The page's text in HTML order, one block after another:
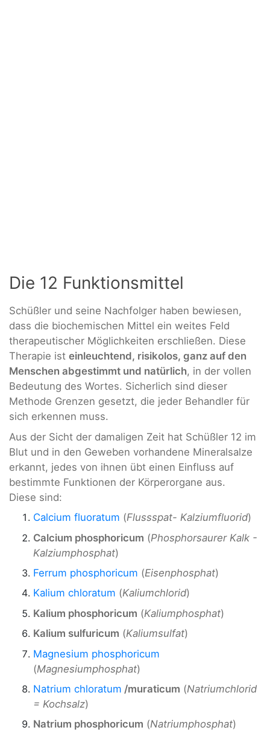
Die 12 Funktionsmittel
Schüßler und seine Nachfolger haben bewiesen,
dass die biochemischen Mittel ein weites Feld
therapeutischer Möglichkeiten erschließen. Diese
Therapie ist einleuchtend, risikolos, ganz auf den
Menschen abgestimmt und natürlich, in der vollen
Bedeutung des Wortes. Sicherlich sind dieser
Methode Grenzen gesetzt, die jeder Behandler für
sich erkennen muss.
Aus der Sicht der damaligen Zeit hat Schüßler 12 im
Blut und in den Geweben vorhandene Mineralsalze
erkannt, jedes von ihnen übt einen Einfluss auf
bestimmte Funktionen der Körperorgane aus.
Diese sind:
Calcium fluoratum (Flussspat- Kalziumfluorid)
Calcium phosphoricum (Phosphorsaurer Kalk -
Kalziumphosphat)
Ferrum phosphoricum (Eisenphosphat)
Kalium chloratum (Kaliumchlorid)
Kalium phosphoricum (Kaliumphosphat)
Kalium sulfuricum (Kaliumsulfat)
Magnesium phosphoricum
(Magnesiumphosphat)
Natrium chloratum /muraticum (Natriumchlorid
= Kochsalz)
Natrium phosphoricum (Natriumphosphat)